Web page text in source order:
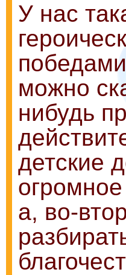
У нас
можно
нибудь
детские
а, во-